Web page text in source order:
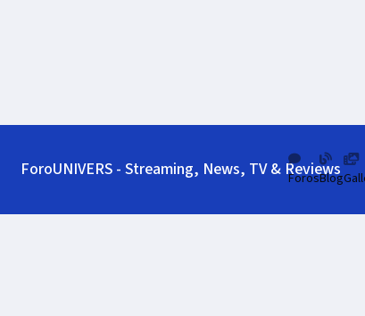
ForoUNIVERS - Streaming, News, TV & Reviews
ForosBlog